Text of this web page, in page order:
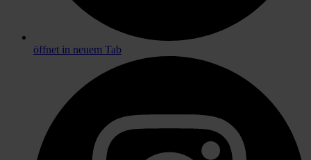
öffnet in neuem Tab